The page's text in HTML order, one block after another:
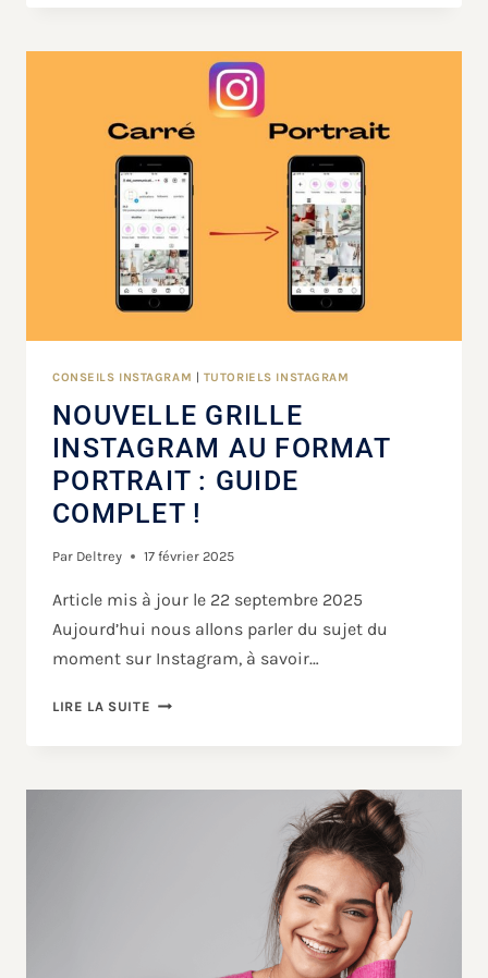
CONSEILS INSTAGRAM TUTORIELS INSTAGRAM
NOUVELLE GRILLE
INSTAGRAM AU FORMAT
PORTRAIT : GUIDE
COMPLET !
Par Deltrey 17 février 2025
Article mis à jour le 22 septembre 2025
Aujourd’hui nous allons parler du sujet du
moment sur Instagram, à savoir…
LIRE LA SUITE